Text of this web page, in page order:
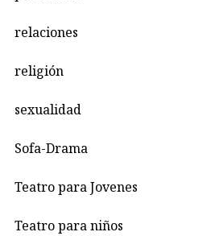
relaciones
religión
sexualidad
Sofa-Drama
Teatro para Jovenes
Teatro para niños